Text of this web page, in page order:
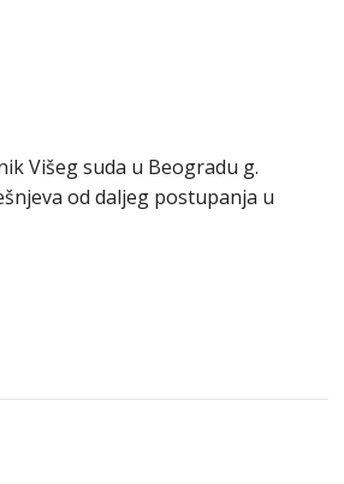
Višeg suda u Beogradu g.
od daljeg postupanja u